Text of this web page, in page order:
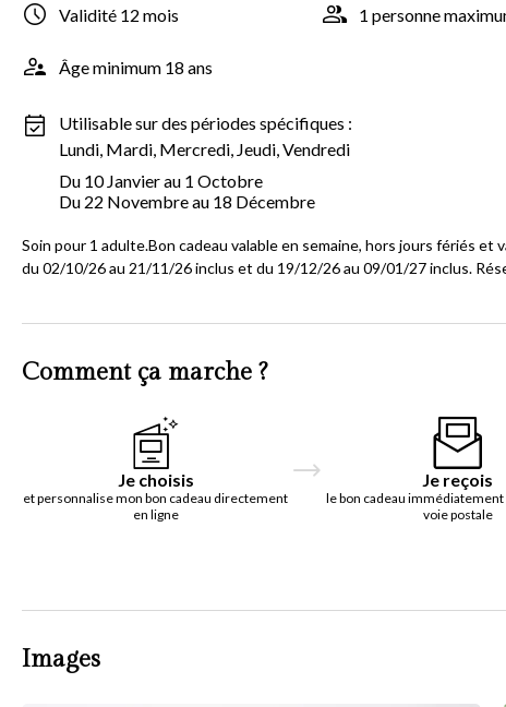
Validité 12 mois 1 personne
Âge minimum 18 ans
Utilisable sur des périodes spécifiques :
Lundi, Mardi, Mercredi, Jeudi, Vendredi
Du 10 Janvier au 1 Octobre
Du 22 Novembre au 18 Décembre
Soin pour 1 adulte.Bon cadeau valable en semaine, hors jours fériés et
du 02/10/26 au 21/11/26 inclus et du 19/12/26 au 09/01/27 inclus.
Comment ça marche ?
Je choisis
et personnalise mon bon cadeau directement
en ligne
Je reçois
le bon cadeau immédiatement
voie postale
Images